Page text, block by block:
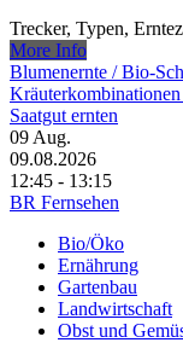
Trecker, Typen,
More Info
Blumenernte /​ Bio-
Saatgut ernten
09 Aug.
09.08.2026
12:45 - 13:15
BR Fernsehen
Bio/Öko
Ernährung
Gartenbau
Landwirtschaft
Obst und